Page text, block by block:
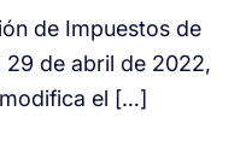
de Impuestos de
29 de abril de 2022,
el […]